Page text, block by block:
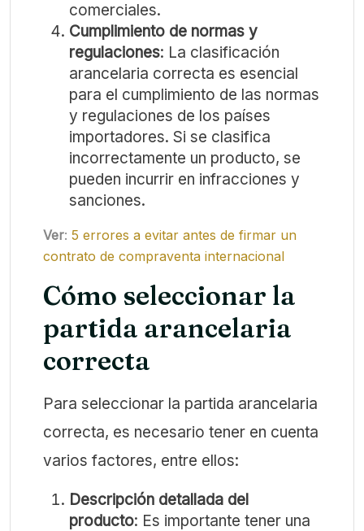
comerciales.
Cumplimiento de normas y
regulaciones: La clasificación
arancelaria correcta es esencial
para el cumplimiento de las normas
y regulaciones de los países
importadores. Si se clasifica
incorrectamente un producto, se
pueden incurrir en infracciones y
sanciones.
Ver: 5 errores a evitar antes de firmar un
contrato de compraventa internacional
Cómo seleccionar la
partida arancelaria
correcta
Para seleccionar la partida arancelaria
correcta, es necesario tener en cuenta
varios factores, entre ellos:
Descripción detallada del
producto: Es importante tener una